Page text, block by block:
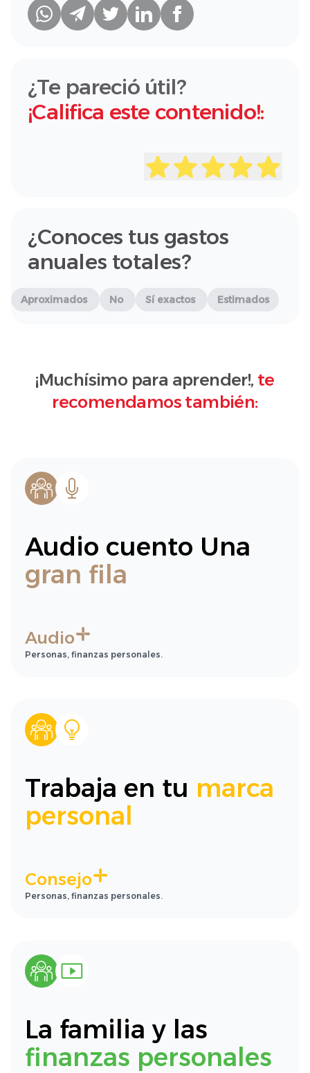
¿Te pareció útil?
¡Califica este contenido!:
¿Conoces tus gastos
anuales totales?
Aproximados No Sí exactos Estimados
¡Muchísimo para aprender!, te
recomendamos también:
Audio cuento Una
gran fila
Audio
Personas, finanzas personales.
Trabaja en tu marca
personal
Consejo
Personas, finanzas personales.
La familia y las
finanzas personales